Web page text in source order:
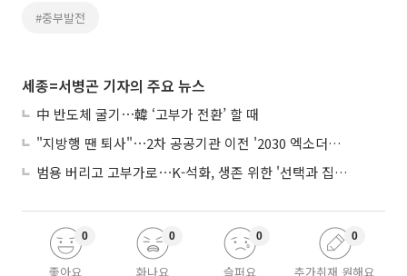
#중부발전
세종=서병곤 기자의 주요 뉴스
中 반도체 굴기⋯韓 ‘고부가 전환’ 할 때
"지방행 땐 퇴사"⋯2차 공공기관 이전 '2030 엑소더스' 뇌관
범용 버리고 고부가로⋯K-석화, 생존 위한 '선택과 집중'
좋아요
0
화나요
0
슬퍼요
0
추가취재 원해요
0